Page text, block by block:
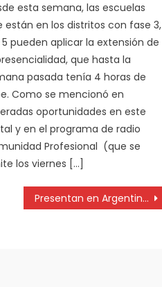
esta semana, las escuelas
están en los distritos con fase 3,
pueden aplicar la extensión de
que hasta la
pasada tenía 4 horas de
Como se mencionó en
oportunidades en este
y en el programa de radio
Profesional (que se
los viernes […]
Presentan en Argentina un protector de superficies contra coronavirus y superbacterias por nanotecnología